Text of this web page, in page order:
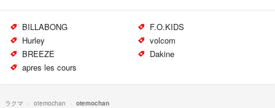
BILLABONG
F.O.KIDS
Hurley
volcom
BREEZE
Dakine
apres les cours
ラクマ otemochan otemochan